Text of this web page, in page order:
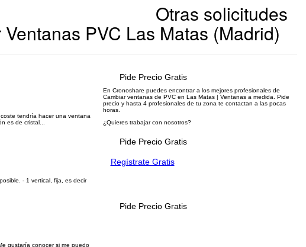
Otras solicitudes
PVC Las Matas (Madrid)
tendría hacer una ventana
es de cristal...
Pide Precio Gratis
- 1 vertical, fija, es decir
Pide Precio Gratis
gustaría conocer si me puedo
Pide Precio Gratis
En Cronoshare puedes encontrar a los mejores profesionales de
Cambiar ventanas de PVC en Las Matas | Ventanas a medida. Pide
precio y hasta 4 profesionales de tu zona te contactan a las pocas
horas.
¿Quieres trabajar con nosotros?
Regístrate Gratis